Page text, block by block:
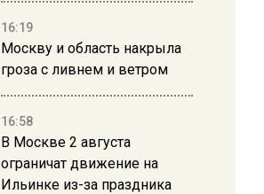
16:19
Москву и область накрыла
гроза с ливнем и ветром
16:58
В Москве 2 августа
ограничат движение на
Ильинке из-за праздника